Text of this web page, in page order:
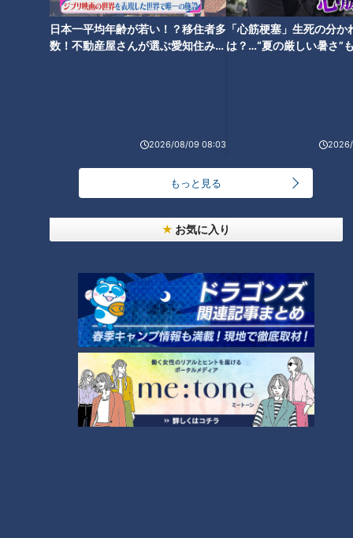
日本一平均年齢が若い！？移住者多
数！不動産屋さんが選ぶ愛知住みた
2026/08/09 08:03
「心筋梗塞」生死の分か
は？…“夏の厳しい暑さ”
もっと見る
お気に入り
＜加齢で聞こえが悪くなる理由＞
蝸牛の中には有毛細胞という毛があり、これが微妙な音の振動
てしまうといいます。これが、避けては通れない聞こえの悪さ
「加齢性難聴」だそうです。
＜「1時」と「7時」聴き間違える理由＞
先生によると、加齢性難聴になると、体温計の“ピピッ”という
タ行・ハ行の声帯を使わない音域が聞き取りにくくなるので、
7時（シチジ）を1時（イチジ）と聴き間違えやすくなってしま
うそうです。
加齢性難聴と認知症の関係
2017年、世界5大医学雑誌の一つランセットが『認知症の予防